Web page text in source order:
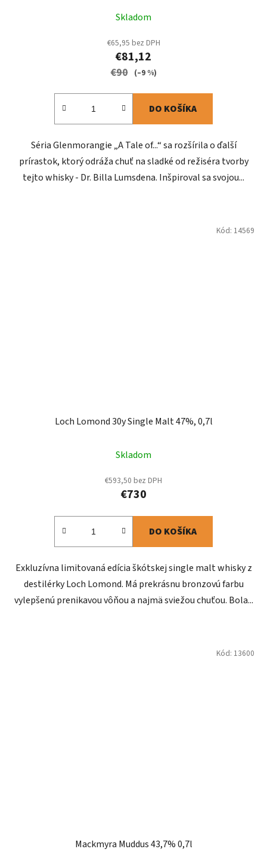
Skladom
€65,95 bez DPH
€81,12
€90 (–9 %)
DO KOŠÍKA
Séria Glenmorangie „A Tale of...“ sa rozšírila o ďalší
prírastok, ktorý odráža chuť na sladké od režiséra tvorby
tejto whisky - Dr. Billa Lumsdena. Inšpiroval sa svojou...
Loch Lomond 30y Single Malt 47%, 0,7l
Skladom
€593,50 bez DPH
€730
DO KOŠÍKA
Exkluzívna limitovaná edícia škótskej single malt whisky z
destilérky Loch Lomond. Má prekrásnu bronzovú farbu
vylepšenú prenikavou vôňou a najmä sviežou chuťou. Bola...
Kód: 14569
Mackmyra Muddus 43,7% 0,7l
Kód: 13600